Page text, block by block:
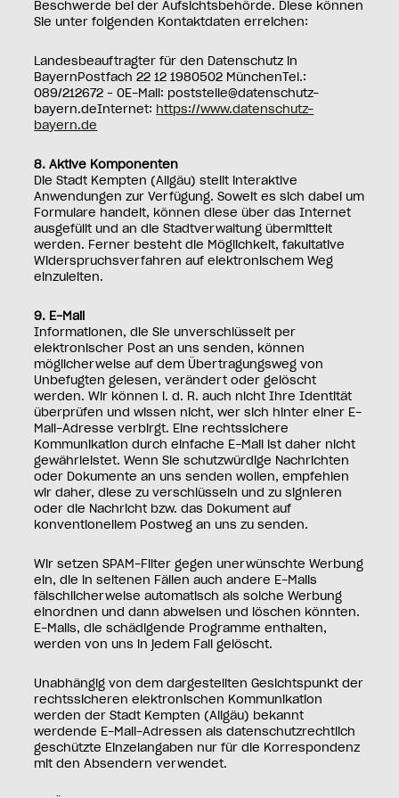
Beschwerde bei der Aufsichtsbehörde. Diese können
Sie unter folgenden Kontaktdaten erreichen:
Landesbeauftragter für den Datenschutz in
BayernPostfach 22 12 1980502 MünchenTel.:
089/212672 – 0E-Mail: poststelle@datenschutz-
bayern.deInternet: https://www.datenschutz-
bayern.de
8. Aktive Komponenten
Die Stadt Kempten (Allgäu) stellt interaktive
Anwendungen zur Verfügung. Soweit es sich dabei um
Formulare handelt, können diese über das Internet
ausgefüllt und an die Stadtverwaltung übermittelt
werden. Ferner besteht die Möglichkeit, fakultative
Widerspruchsverfahren auf elektronischem Weg
einzuleiten.
9. E-Mail
Informationen, die Sie unverschlüsselt per
elektronischer Post an uns senden, können
möglicherweise auf dem Übertragungsweg von
Unbefugten gelesen, verändert oder gelöscht
werden. Wir können i. d. R. auch nicht Ihre Identität
überprüfen und wissen nicht, wer sich hinter einer E-
Mail-Adresse verbirgt. Eine rechtssichere
Kommunikation durch einfache E-Mail ist daher nicht
gewährleistet. Wenn Sie schutzwürdige Nachrichten
oder Dokumente an uns senden wollen, empfehlen
wir daher, diese zu verschlüsseln und zu signieren
oder die Nachricht bzw. das Dokument auf
konventionellem Postweg an uns zu senden.
Wir setzen SPAM-Filter gegen unerwünschte Werbung
ein, die in seltenen Fällen auch andere E-Mails
fälschlicherweise automatisch als solche Werbung
einordnen und dann abweisen und löschen könnten.
E-Mails, die schädigende Programme enthalten,
werden von uns in jedem Fall gelöscht.
Unabhängig von dem dargestellten Gesichtspunkt der
rechtssicheren elektronischen Kommunikation
werden der Stadt Kempten (Allgäu) bekannt
werdende E-Mail-Adressen als datenschutzrechtlich
geschützte Einzelangaben nur für die Korrespondenz
mit den Absendern verwendet.